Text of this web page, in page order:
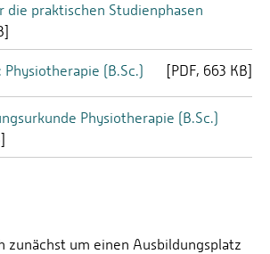
die praktischen Studienphasen
(B.Sc.) [PDF 663 KB]
Physiotherapie (B.Sc.)
zunächst um einen Ausbildungsplatz